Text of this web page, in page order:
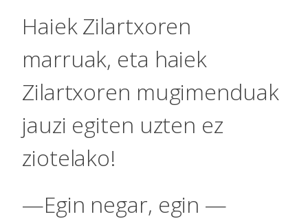
Haiek Zilartxoren
marruak, eta haiek
Zilartxoren mugimenduak
jauzi egiten uzten ez
ziotelako!
—Egin negar, egin —